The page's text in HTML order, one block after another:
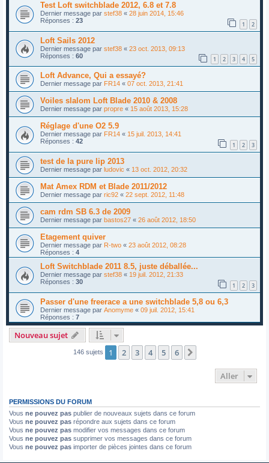
Test Loft switchblade 2012, 6.8 et 7.8
Dernier message par stef38 « 28 juin 2014, 15:46
Réponses : 23 1 2
Loft Sails 2012
Dernier message par stef38 « 23 oct. 2013, 09:13
Réponses : 60 1 2 3 4 5
Loft Advance, Qui a essayé?
Dernier message par FR14 « 07 oct. 2013, 21:41
Voiles slalom Loft Blade 2010 & 2008
Dernier message par propre « 15 août 2013, 15:28
Réglage d'une O2 5.9
Dernier message par FR14 « 15 juil. 2013, 14:41
Réponses : 42 1 2 3
test de la pure lip 2013
Dernier message par ludovic « 13 oct. 2012, 20:32
Mat Amex RDM et Blade 2011/2012
Dernier message par ric92 « 22 sept. 2012, 11:48
cam rdm SB 6.3 de 2009
Dernier message par bastos27 « 26 août 2012, 18:50
Etagement quiver
Dernier message par R-two « 23 août 2012, 08:28
Réponses : 4
Loft Switchblade 2011 8.5, juste déballée...
Dernier message par stef38 « 19 juil. 2012, 21:33
Réponses : 30 1 2 3
Passer d'une freerace a une switchblade 5,8 ou 6,3
Dernier message par Anomyme « 09 juil. 2012, 15:41
Réponses : 7
Nouveau sujet
146 sujets 1 2 3 4 5 6
Aller
PERMISSIONS DU FORUM
Vous ne pouvez pas publier de nouveaux sujets dans ce forum
Vous ne pouvez pas répondre aux sujets dans ce forum
Vous ne pouvez pas modifier vos messages dans ce forum
Vous ne pouvez pas supprimer vos messages dans ce forum
Vous ne pouvez pas importer de pièces jointes dans ce forum